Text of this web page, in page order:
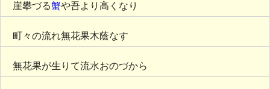
崖攀づる蟹や吾より高くなり
町々の流れ無花果木蔭なす
無花果が生りて流水おのづから